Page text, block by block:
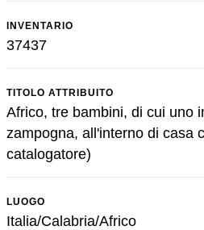
INVENTARIO
37437
TITOLO ATTRIBUITO
Africo, tre bambini, di cui uno
zampogna, all'interno di casa
catalogatore)
LUOGO
Italia/Calabria/Africo